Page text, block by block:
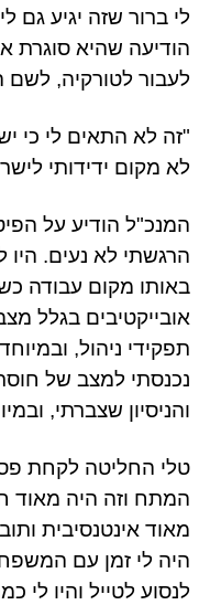
ברור שזה יגיע גם
שהיא סוגרת
לטורקיה, לשם
לא התאים לי כי יש
מקום ידידותי
הודיע על
בגלל
ניהול, ובמיוחד
למצב של חוסר
שצברתי,
החליטה לקחת פסק
וזה היה מאוד
אינטנסיבית
לי זמן עם
לטייל והיו לי